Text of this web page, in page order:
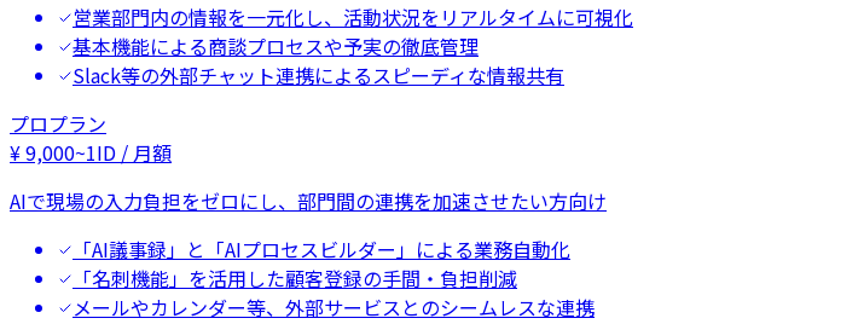
営業部門内の情報を一元化し、活動状況をリアルタイムに可視化
基本機能による商談プロセスや予実の徹底管理
Slack等の外部チャット連携によるスピーディな情報共有
プロプラン
¥9,000~1ID / 月額
AIで現場の入力負担をゼロにし、部門間の連携を加速させたい方向け
「AI議事録」と「AIプロセスビルダー」による業務自動化
「名刺機能」を活用した顧客登録の手間・負担削減
メールやカレンダー等、外部サービスとのシームレスな連携